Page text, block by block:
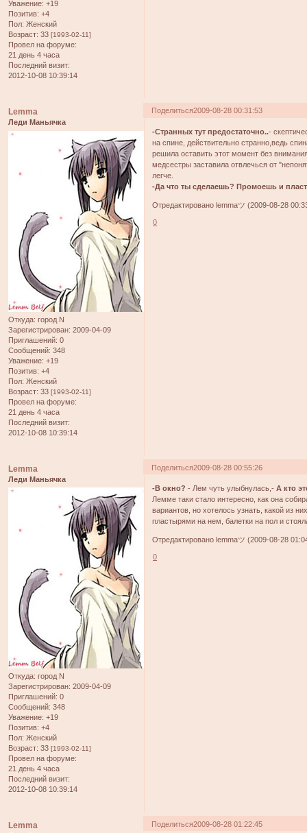
Уважение: +19
Позитив: +4
Пол: Женский
Возраст: 33 [1993-02-11]
Провел на форуме:
21 день 4 часа
Последний визит:
2012-10-08 10:39:14
Поделиться2009-08-28 00:31:53
Lemma
Леди Маньячка
Откуда: город N
Зарегистрирован: 2009-04-09
Приглашений: 0
Сообщений: 348
Уважение: +19
Позитив: +4
Пол: Женский
Возраст: 33 [1993-02-11]
Провел на форуме:
21 день 4 часа
Последний визит:
2012-10-08 10:39:14
-Странных тут предостаточно..-
на спине, действительно странно,ведь
решила оставить этот момент без
медсестры заставила отвлечься от
легче.
-Да что ты сделаешь? Промоешь и
Отредактировано lemmaツ (2009-08-28
0
Поделиться2009-08-28 00:55:26
Lemma
Леди Маньячка
Откуда: город N
Зарегистрирован: 2009-04-09
Приглашений: 0
Сообщений: 348
Уважение: +19
Позитив: +4
Пол: Женский
Возраст: 33 [1993-02-11]
Провел на форуме:
21 день 4 часа
Последний визит:
2012-10-08 10:39:14
-В окно? - Лем чуть улыбнулась,-А кто
Лемме таки стало интересно, как она
вариантов, но хотелось узнать, какой из
пластырями на нем, балетки на пол и
Отредактировано lemmaツ (2009-08-28
0
Поделиться2009-08-28 01:22:45
Lemma